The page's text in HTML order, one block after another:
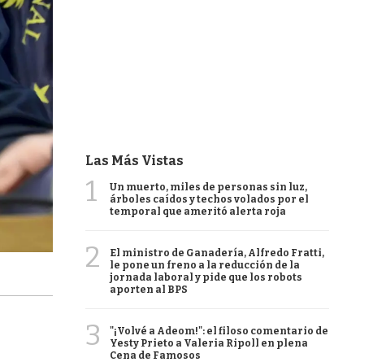
Las Más Vistas
1
Un muerto, miles de personas sin luz,
árboles caídos y techos volados por el
temporal que ameritó alerta roja
2
El ministro de Ganadería, Alfredo Fratti,
le pone un freno a la reducción de la
jornada laboral y pide que los robots
aporten al BPS
3
"¡Volvé a Adeom!": el filoso comentario de
Yesty Prieto a Valeria Ripoll en plena
Cena de Famosos